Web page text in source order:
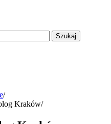
Kraków